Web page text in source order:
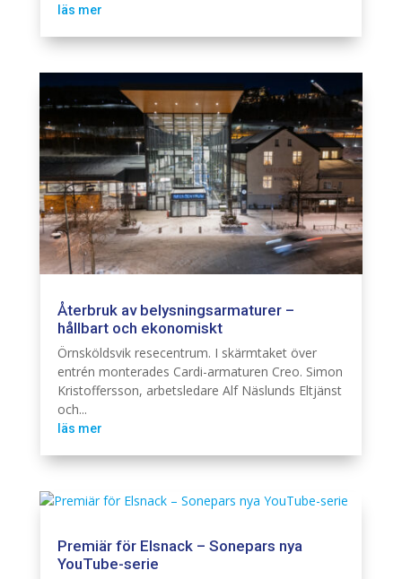
läs mer
Återbruk av belysningsarmaturer –
hållbart och ekonomiskt
Örnsköldsvik resecentrum. I skärmtaket över
entrén monterades Cardi-armaturen Creo. Simon
Kristoffersson, arbetsledare Alf Näslunds Eltjänst
och...
läs mer
Premiär för Elsnack – Sonepars nya
YouTube-serie